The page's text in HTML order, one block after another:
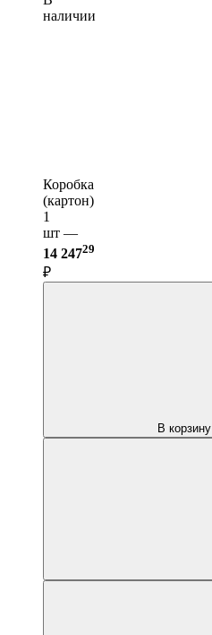
наличии
Коробка
(картон)
1
шт —
14 24729
₽
В корзину